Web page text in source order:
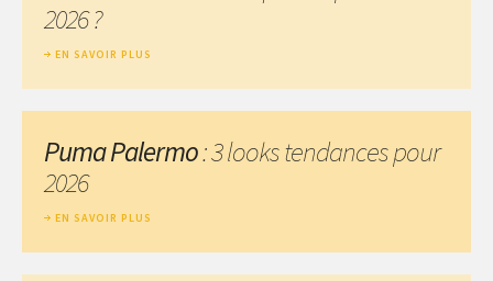
2026 ?
EN SAVOIR PLUS
Puma Palermo: 3 looks tendances pour
2026
EN SAVOIR PLUS